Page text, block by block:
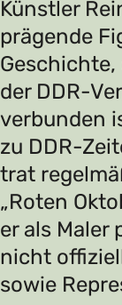
Künstler
prägende
der DDR-
verbunden
zu DDR-
trat
„Roten
er als
nicht
sowie